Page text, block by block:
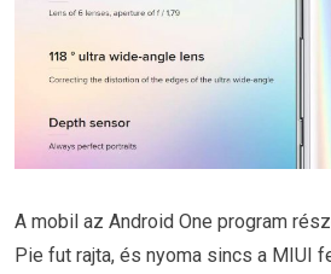
A mobil az Android One program
Pie fut rajta, és nyoma sincs a MIUI